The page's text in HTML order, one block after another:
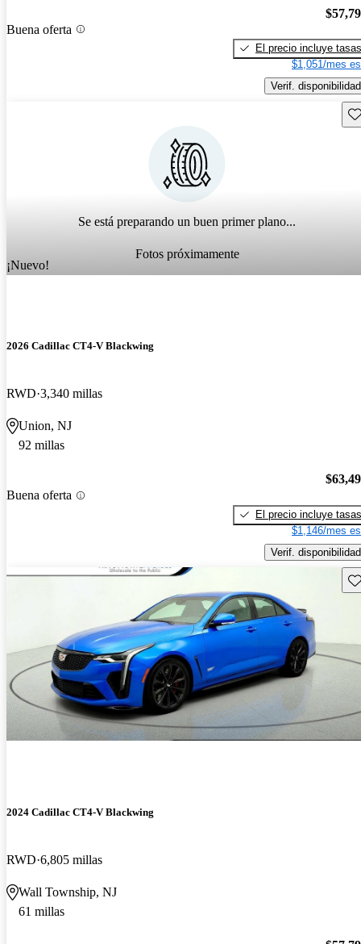
Buena oferta
El precio incluye tasas
$1,051/mes
Verif. disponibilidad
Se está preparando un buen primer plano...
Fotos próximamente
¡Nuevo!
2026 Cadillac CT4-V Blackwing
RWD 3,340 millas
Union, NJ
92 millas
Buena oferta
El precio incluye tasas
$1,146/mes
Verif. disponibilidad
2024 Cadillac CT4-V Blackwing
RWD 6,805 millas
Wall Township, NJ
61 millas